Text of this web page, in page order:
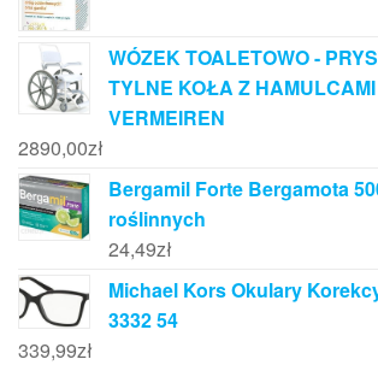
WÓZEK TOALETOWO -
TYLNE KOŁA Z
VERMEIREN
2890,00zł
Bergamil Forte Bergamota
roślinnych
24,49zł
Michael Kors Okulary
3332 54
339,99zł